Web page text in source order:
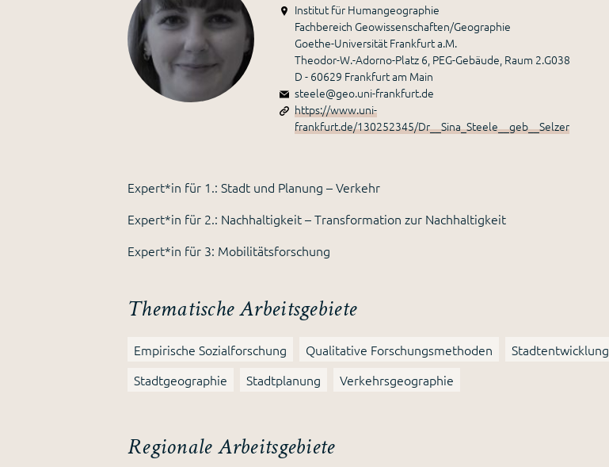
Institut für Humangeographie
Fachbereich Geowissenschaften/Geographie
Goethe-Universität Frankfurt a.M.
Theodor-W.-Adorno-Platz 6, PEG-Gebäude, Raum 2.G038
D - 60629 Frankfurt am Main
steele@geo.uni-frankfurt.de
https://www.uni-
frankfurt.de/130252345/Dr__Sina_Steele__geb__Selzer
Expert*in für 1.: Stadt und Planung – Verkehr
Expert*in für 2.: Nachhaltigkeit – Transformation zur Nachhaltigkeit
Expert*in für 3: Mobilitätsforschung
Thematische Arbeitsgebiete
Empirische Sozialforschung Qualitative Forschungsmethoden
Stadtentwicklung
Stadtgeographie
Stadtplanung Verkehrsgeographie
Regionale Arbeitsgebiete